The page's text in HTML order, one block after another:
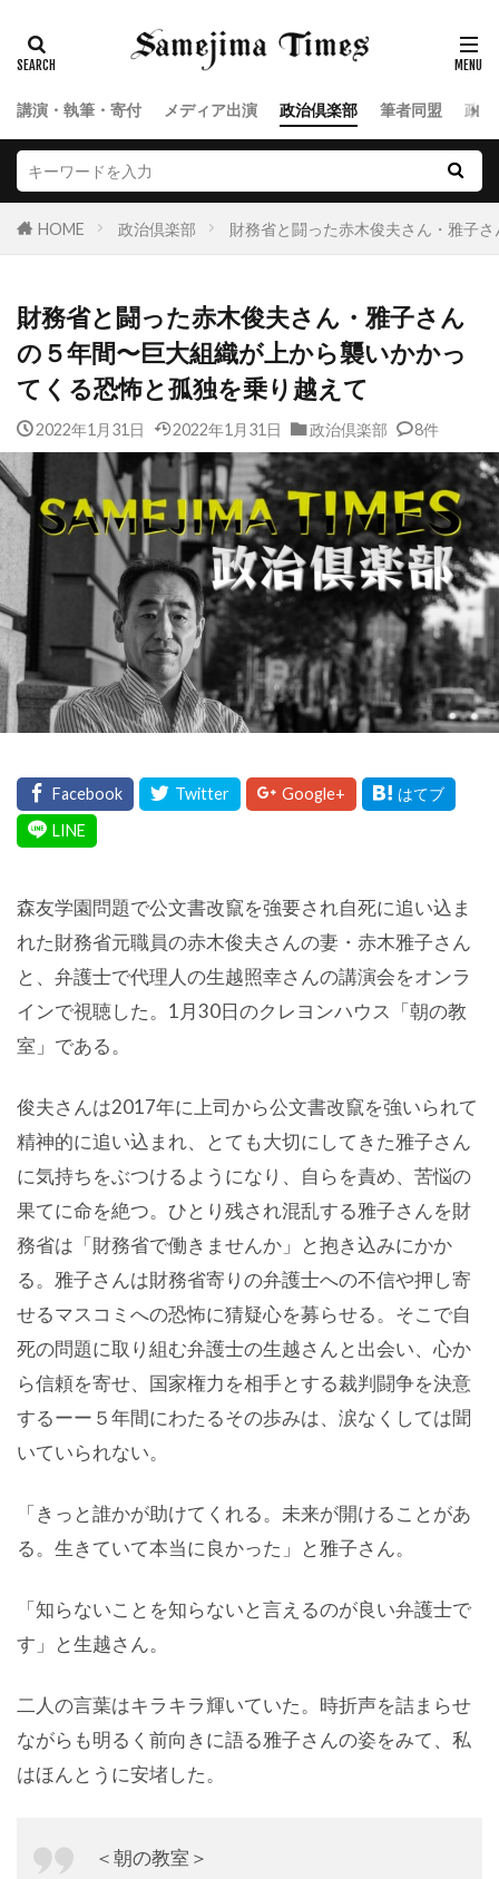
講演・執筆・寄付 メディア出演 政治倶楽部 筆者同盟 政
HOME 政治倶楽部 財務省と闘った赤木俊夫さん・雅子
財務省と闘った赤木俊夫さん・雅子さん
の５年間〜巨大組織が上から襲いかかっ
てくる恐怖と孤独を乗り越えて
2022年1月31日 2022年1月31日 政治倶楽部 8件
森友学園問題で公文書改竄を強要され自死に追い込ま
れた財務省元職員の赤木俊夫さんの妻・赤木雅子さん
と、弁護士で代理人の生越照幸さんの講演会をオンラ
インで視聴した。1月30日のクレヨンハウス「朝の教
室」である。
俊夫さんは2017年に上司から公文書改竄を強いられて
精神的に追い込まれ、とても大切にしてきた雅子さん
に気持ちをぶつけるようになり、自らを責め、苦悩の
果てに命を絶つ。ひとり残され混乱する雅子さんを財
務省は「財務省で働きませんか」と抱き込みにかか
る。雅子さんは財務省寄りの弁護士への不信や押し寄
せるマスコミへの恐怖に猜疑心を募らせる。そこで自
死の問題に取り組む弁護士の生越さんと出会い、心か
ら信頼を寄せ、国家権力を相手とする裁判闘争を決意
するーー５年間にわたるその歩みは、涙なくしては聞
いていられない。
「きっと誰かが助けてくれる。未来が開けることがあ
る。生きていて本当に良かった」と雅子さん。
「知らないことを知らないと言えるのが良い弁護士で
す」と生越さん。
二人の言葉はキラキラ輝いていた。時折声を詰まらせ
ながらも明るく前向きに語る雅子さんの姿をみて、私
はほんとうに安堵した。
＜朝の教室＞